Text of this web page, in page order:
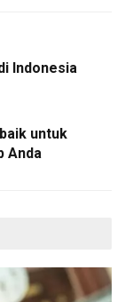
Indonesia
untuk
Anda